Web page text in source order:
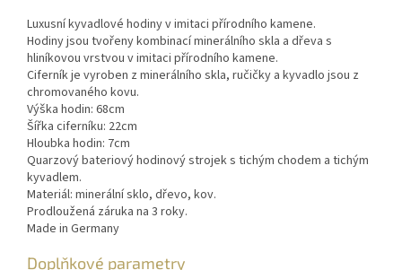
Luxusní kyvadlové hodiny v imitaci přírodního kamene.
Hodiny jsou tvořeny kombinací minerálního skla a dřeva s
hliníkovou vrstvou v imitaci přírodního kamene.
Ciferník je vyroben z minerálního skla, ručičky a kyvadlo jsou z
chromovaného kovu.
Výška hodin: 68cm
Šířka ciferníku: 22cm
Hloubka hodin: 7cm
Quarzový bateriový hodinový strojek s tichým chodem a tichým
kyvadlem.
Materiál: minerální sklo, dřevo, kov.
Prodloužená záruka na 3 roky.
Made in Germany
Doplňkové parametry